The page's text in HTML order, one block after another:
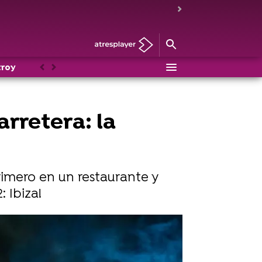
Noticias
AnteriorSiguiente
la
en un restaurante y
Ibiza!